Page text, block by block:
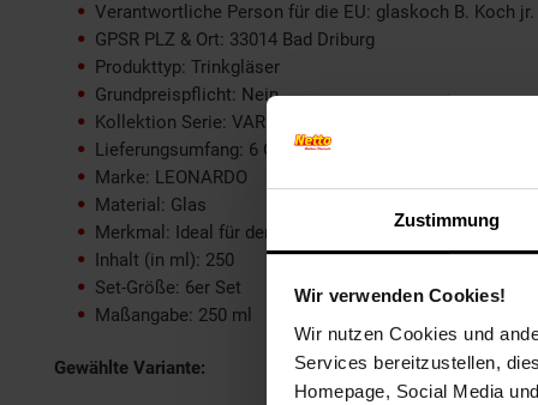
Zustimmung
Wir verwenden Cookies!
Wir nutzen Cookies und
Services bereitzustellen,
Homepage, Social Media
Verantwortliche Person für die EU: glaskoch B. Koch
GPSR PLZ & Ort: 33014 Bad Driburg
Produkttyp: Trinkgläser
Grundpreispflicht: Nein
Kollektion Serie: VARIO
Lieferungsumfang: 6 Gläser
Marke: LEONARDO
Material: Glas
Merkmal: Ideal für den Alltag, spülmaschinengeeignet,
Inhalt (in ml): 250
Set-Größe: 6er Set
Maßangabe: 250 ml
Gewählte Variante: